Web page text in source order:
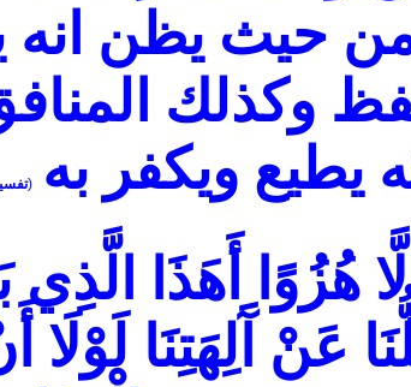
حيث يظن انه
وكذلك
ويكفر به
(
هُزُوًا أَهَذَا
عَنْ آَلِهَتِنَا لَوْلَا